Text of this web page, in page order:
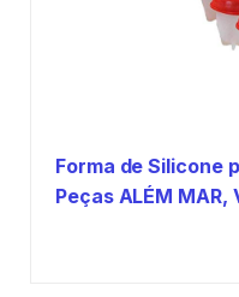
Forma de Silicone
Peças ALÉM MAR,